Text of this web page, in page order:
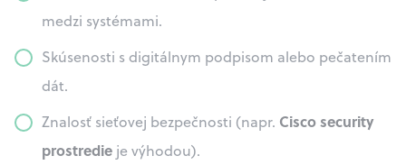
medzi systémami.
Skúsenosti s digitálnym podpisom alebo pečatením
dát.
Znalosť sieťovej bezpečnosti (napr. Cisco security
prostredie je výhodou).